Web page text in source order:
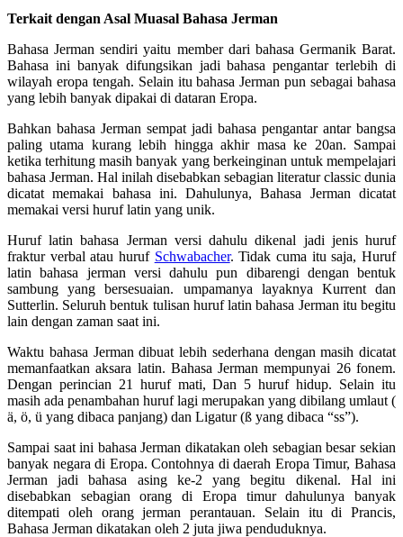
Terkait dengan Asal Muasal Bahasa Jerman
Bahasa Jerman sendiri yaitu member dari bahasa Germanik Barat.
Bahasa ini banyak difungsikan jadi bahasa pengantar terlebih di
wilayah eropa tengah. Selain itu bahasa Jerman pun sebagai bahasa
yang lebih banyak dipakai di dataran Eropa.
Bahkan bahasa Jerman sempat jadi bahasa pengantar antar bangsa
paling utama kurang lebih hingga akhir masa ke 20an. Sampai
ketika terhitung masih banyak yang berkeinginan untuk mempelajari
bahasa Jerman. Hal inilah disebabkan sebagian literatur classic dunia
dicatat memakai bahasa ini. Dahulunya, Bahasa Jerman dicatat
memakai versi huruf latin yang unik.
Huruf latin bahasa Jerman versi dahulu dikenal jadi jenis huruf
fraktur verbal atau huruf Schwabacher. Tidak cuma itu saja, Huruf
latin bahasa jerman versi dahulu pun dibarengi dengan bentuk
sambung yang bersesuaian. umpamanya layaknya Kurrent dan
Sutterlin. Seluruh bentuk tulisan huruf latin bahasa Jerman itu begitu
lain dengan zaman saat ini.
Waktu bahasa Jerman dibuat lebih sederhana dengan masih dicatat
memanfaatkan aksara latin. Bahasa Jerman mempunyai 26 fonem.
Dengan perincian 21 huruf mati, Dan 5 huruf hidup. Selain itu
masih ada penambahan huruf lagi merupakan yang dibilang umlaut (
ä, ö, ü yang dibaca panjang) dan Ligatur (ß yang dibaca “ss”).
Sampai saat ini bahasa Jerman dikatakan oleh sebagian besar sekian
banyak negara di Eropa. Contohnya di daerah Eropa Timur, Bahasa
Jerman jadi bahasa asing ke-2 yang begitu dikenal. Hal ini
disebabkan sebagian orang di Eropa timur dahulunya banyak
ditempati oleh orang jerman perantauan. Selain itu di Prancis,
Bahasa Jerman dikatakan oleh 2 juta jiwa penduduknya.